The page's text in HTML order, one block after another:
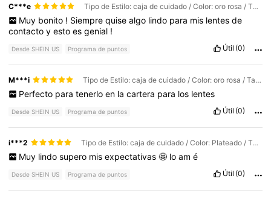
C***e Tipo de Estilo: caja de cuidado / Color: oro rosa / Talla: Cantidad 1 pieza
Muy bonito ! Siempre quise algo lindo para mis lentes de
contactoyestoesgenial !
Desde SHEIN US Programa de puntos Útil (0)
M***i Tipo de Estilo: caja de cuidado / Color: oro rosa / Talla: Cantidad 1 pieza
Perfecto para tenerlo en la cartera para los lentes
Desde SHEIN US Programa de puntos Útil (0)
i***2 Tipo de Estilo: caja de cuidado / Color: Plateado / Talla: Cantidad 1 pieza
Muy lindo supero mis expectativas 🤩 lo am é
Desde SHEIN US Programa de puntos Útil (0)